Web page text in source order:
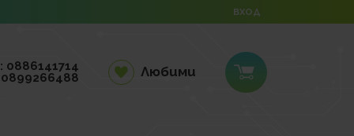
ВХОД
0886141714
Любими